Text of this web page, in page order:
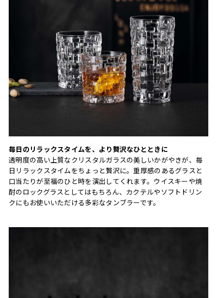
毎日のリラックスタイムを、より贅沢なひとときに
透明度の高い上質なクリスタルガラスの美しいかがやきが、毎
日リラックスタイムをちょっと贅沢に。重厚感のあるグラスと
口当たりが至福のひと時を演出してくれます。ウイスキーや焼
酎のロックグラスとしてはもちろん、カクテルやソフトドリン
クにもお使いいただける多彩なタンブラーです。